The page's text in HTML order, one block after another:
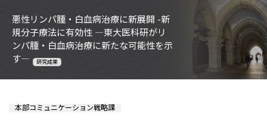
悪性リンパ腫・白血病治療に新展開 -新
規分子療法に有効性 ―東大医科研がリ
ンパ腫・白血病治療に新たな可能性を示
す―
研究成果
本部コミュニケーション戦略課